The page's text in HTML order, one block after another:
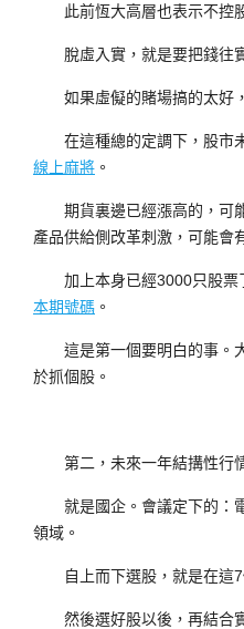
此前恆大高層也表示不控
脫虛入實，就是要把錢往實
如果虛儗的賭場搞的太好，
在這種總的定調下，股市未
線上麻將 。
期貨裏邊已經漲高的，可能
產品供給側改革刺激，可能會
加上本身已經3000只股票
本期號碼 。
這是第一個要明白的事。大
於抓個股。
第二，未來一年結搆性行
就是國企。會議定下的：電
領域。
自上而下選股，就是在這7
然後選好股以後，再結合實